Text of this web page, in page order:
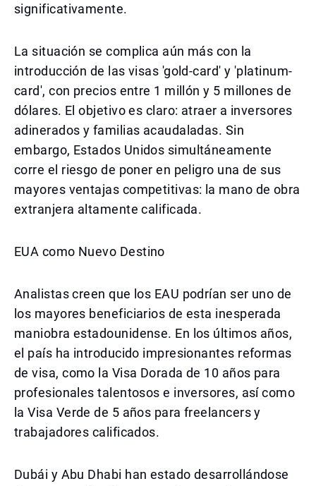
significativamente.
La situación se complica aún más con la
introducción de las visas 'gold-card' y 'platinum-
card', con precios entre 1 millón y 5 millones de
dólares. El objetivo es claro: atraer a inversores
adinerados y familias acaudaladas. Sin
embargo, Estados Unidos simultáneamente
corre el riesgo de poner en peligro una de sus
mayores ventajas competitivas: la mano de obra
extranjera altamente calificada.
EUA como Nuevo Destino
Analistas creen que los EAU podrían ser uno de
los mayores beneficiarios de esta inesperada
maniobra estadounidense. En los últimos años,
el país ha introducido impresionantes reformas
de visa, como la Visa Dorada de 10 años para
profesionales talentosos e inversores, así como
la Visa Verde de 5 años para freelancers y
trabajadores calificados.
Dubái y Abu Dhabi han estado desarrollándose